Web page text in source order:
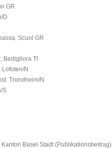
GR
D
Scuol GR
TI
N
N
S
Basel Stadt (Publikationsbeitrag)